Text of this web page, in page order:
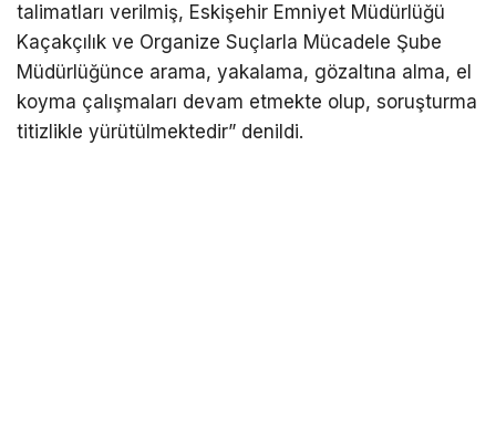
talimatları verilmiş, Eskişehir Emniyet Müdürlüğü
Kaçakçılık ve Organize Suçlarla Mücadele Şube
Müdürlüğünce arama, yakalama, gözaltına alma, el
koyma çalışmaları devam etmekte olup, soruşturma
titizlikle yürütülmektedir” denildi.